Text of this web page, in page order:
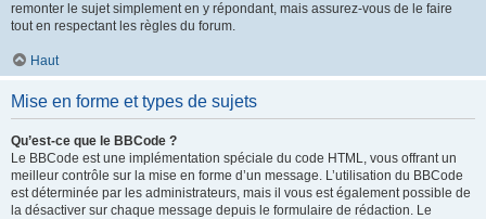
remonter le sujet simplement en y répondant, mais assurez-vous de le faire
tout en respectant les règles du forum.
Haut
Mise en forme et types de sujets
Qu’est-ce que le BBCode ?
Le BBCode est une implémentation spéciale du code HTML, vous offrant un
meilleur contrôle sur la mise en forme d’un message. L’utilisation du BBCode
est déterminée par les administrateurs, mais il vous est également possible de
la désactiver sur chaque message depuis le formulaire de rédaction. Le